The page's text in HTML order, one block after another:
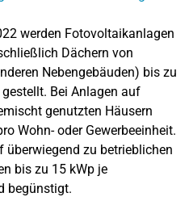
werden Fotovoltaikanlagen
Dächern von
Nebengebäuden) bis zu
Bei Anlagen auf
genutzten Häusern
Wohn- oder Gewerbeeinheit.
zu betrieblichen
bis zu 15 kWp je
begünstigt.